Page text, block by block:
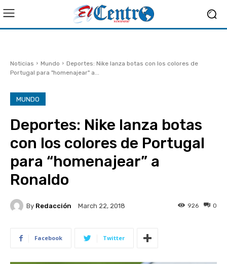
Noticias Mundo
Deportes: Nike lanza botas con los colores de
Portugal para "homenajear" a...
MUNDO
Deportes: Nike lanza botas
con los colores de Portugal
para “homenajear” a
Ronaldo
By Redacción March 22, 2018 0
926
Facebook Twitter